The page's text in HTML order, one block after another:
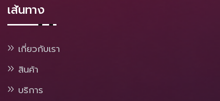
เส้นทาง
เกี่ยวกับเรา
สินค้า
บริการ